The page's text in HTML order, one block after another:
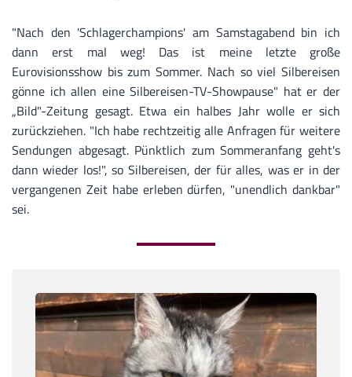
"Nach den 'Schlagerchampions' am Samstagabend bin ich
dann erst mal weg! Das ist meine letzte große
Eurovisionsshow bis zum Sommer. Nach so viel Silbereisen
gönne ich allen eine Silbereisen-TV-Showpause" hat er der
„Bild"-Zeitung gesagt. Etwa ein halbes Jahr wolle er sich
zurückziehen. "Ich habe rechtzeitig alle Anfragen für weitere
Sendungen abgesagt. Pünktlich zum Sommeranfang geht's
dann wieder los!", so Silbereisen, der für alles, was er in der
vergangenen Zeit habe erleben dürfen, "unendlich dankbar"
sei.